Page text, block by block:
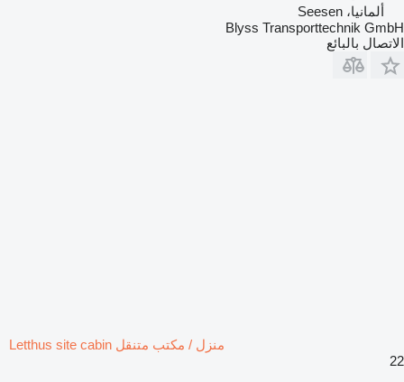
ألمانيا، Seesen
Blyss Transporttechnik GmbH
الاتصال بالبائع
منزل / مكتب متنقل Letthus site cabin
22